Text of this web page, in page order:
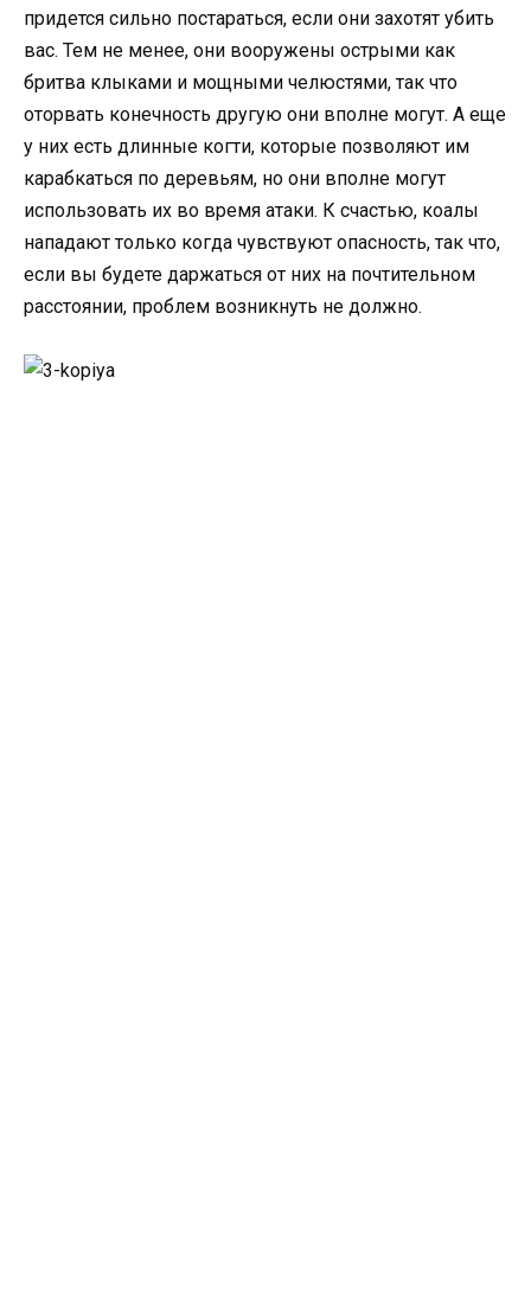
придется сильно постараться, если они захотят убить
вас. Тем не менее, они вооружены острыми как
бритва клыками и мощными челюстями, так что
оторвать конечность другую они вполне могут. А еще
у них есть длинные когти, которые позволяют им
карабкаться по деревьям, но они вполне могут
использовать их во время атаки. К счастью, коалы
нападают только когда чувствуют опасность, так что,
если вы будете даржаться от них на почтительном
расстоянии, проблем возникнуть не должно.